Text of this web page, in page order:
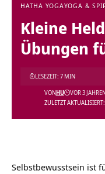
HATHA YOGAYOGA &
Kleine
Übungen
ZULETZT
VONHU VOR 3
LESEZEIT: 7 MIN
Selbstbewusstsein ist